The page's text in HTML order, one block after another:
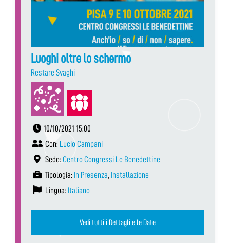
Luoghi oltre lo schermo
Restare Svaghi
10/10/2021 15:00
Con: Lucio Campani
Sede: Centro Congressi Le Benedettine
Tipologia: In Presenza, Installazione
Lingua: Italiano
Vedi tutti i Dettagli e le Date